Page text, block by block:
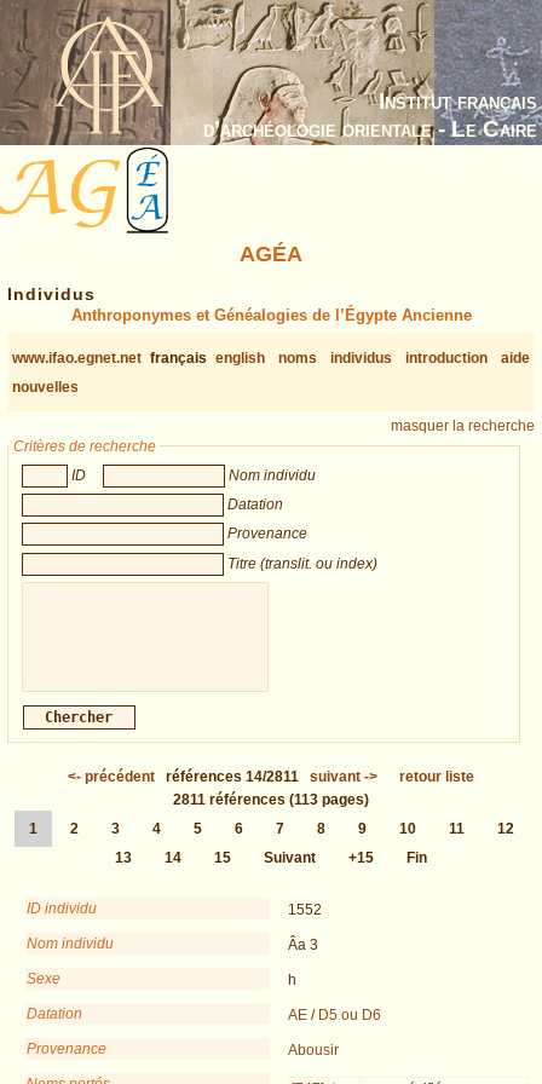
Institut français
d’archéologie orientale - Le Caire
AGÉA
Individus
Anthroponymes et Généalogies de l’Égypte Ancienne
www.ifao.egnet.net français english noms individus introduction
aide
nouvelles
masquer la recherche
Critères de recherche
ID
Nom individu
Datation
Provenance
Titre (translit. ou index)
<- précédent références 14/2811 suivant ->
retour liste
2811 références (113 pages)
1
2 3 4 5 6 7 8 9 10 11
12
13
14 15 Suivant +15 Fin
ID individu
1552
Nom individu
Âa 3
Sexe
h
Datation
AE / D5 ou D6
Provenance
Abousir